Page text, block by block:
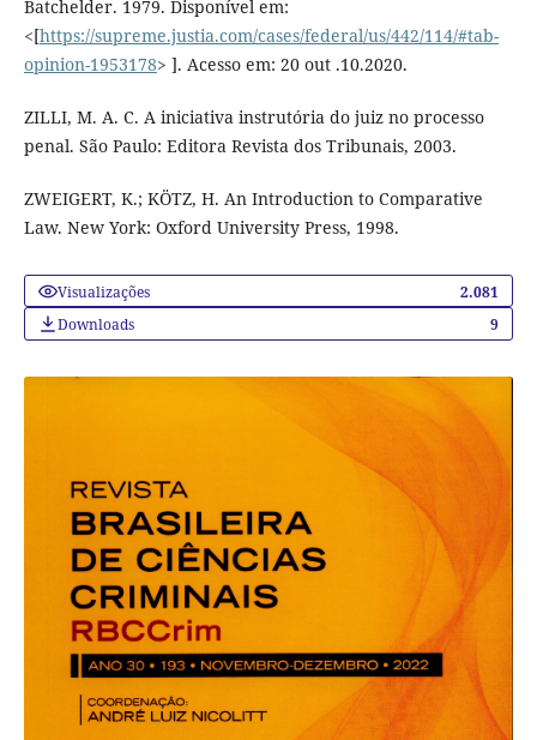
Batchelder. 1979. Disponível em:
<[https://supreme.justia.com/cases/federal/us/442/114/#tab-
opinion-1953178> ]. Acesso em: 20 out .10.2020.
ZILLI, M. A. C. A iniciativa instrutória do juiz no processo
penal. São Paulo: Editora Revista dos Tribunais, 2003.
ZWEIGERT, K.; KÖTZ, H. An Introduction to Comparative
Law. New York: Oxford University Press, 1998.
Visualizações
2.081
Downloads
9